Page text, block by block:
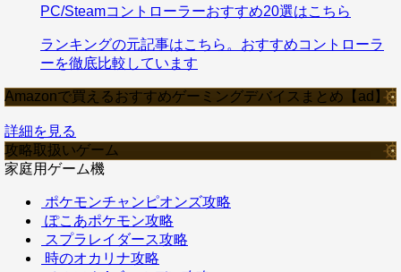
PC/Steamコントローラーおすすめ20選はこちら
ランキングの元記事はこちら。おすすめコントローラ
ーを徹底比較しています
Amazonで買えるおすすめゲーミングデバイスまとめ【ad】
詳細を見る
攻略取扱いゲーム
家庭用ゲーム機
ポケモンチャンピオンズ攻略
ぽこあポケモン攻略
スプラレイダース攻略
時のオカリナ攻略